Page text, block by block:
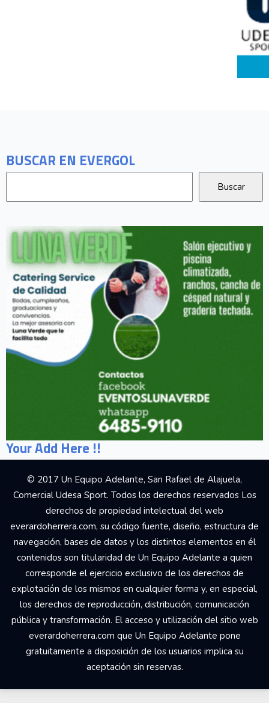
BUSCAR EN EVERGOL
Your Add Here !!
© 2017 Un Equipo Adelante, San Rafael de Alajuela,
Comercial Udesa Sport. Todos los derechos reservados Los
derechos de propiedad intelectual del web
everardoherrera.com, su código fuente, diseño, estructura de
navegación, bases de datos y los distintos elementos en él
contenidos son titularidad de Un Equipo Adelante a quien
corresponde el ejercicio exclusivo de los derechos de
explotación de los mismos en cualquier forma y, en especial,
los derechos de reproducción, distribución, comunicación
pública y transformación. El acceso y utilización del sitio web
everardoherrera.com que Un Equipo Adelante pone
gratuitamente a disposición de los usuarios implica su
aceptación sin reservas.